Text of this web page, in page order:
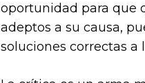
oportunidad para que
adeptos a su causa,
soluciones correctas a